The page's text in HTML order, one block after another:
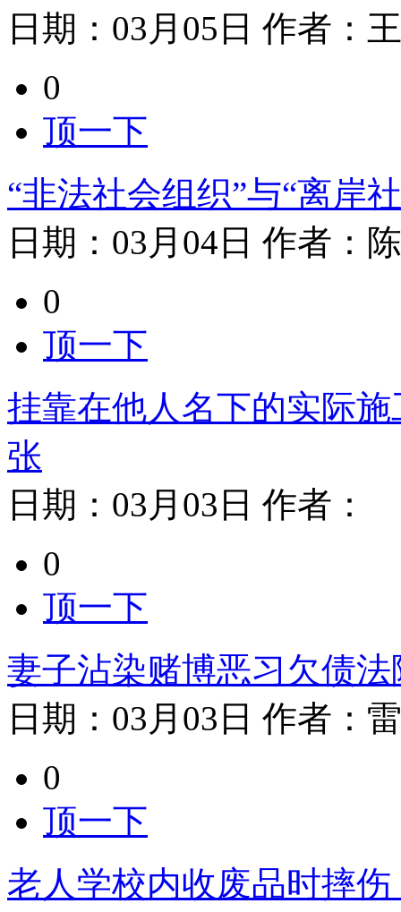
日期： 03月05日 作者：
0
顶一下
“非法社会组织”与“离岸
日期： 03月04日 作者：
0
顶一下
挂靠在他人名下的实际
张
日期： 03月03日 作者：
0
顶一下
妻子沾染赌博恶习欠债
日期： 03月03日 作者：
0
顶一下
老人学校内收废品时摔